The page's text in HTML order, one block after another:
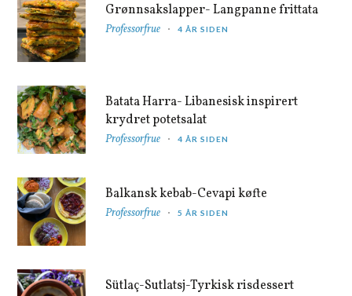
Grønnsakslapper- Langpanne frittata
Professorfrue 4 ÅR SIDEN
Batata Harra- Libanesisk inspirert
krydret potetsalat
Professorfrue 4 ÅR SIDEN
Balkansk kebab-Cevapi køfte
Professorfrue 5 ÅR SIDEN
Sütlaç-Sutlatsj-Tyrkisk risdessert